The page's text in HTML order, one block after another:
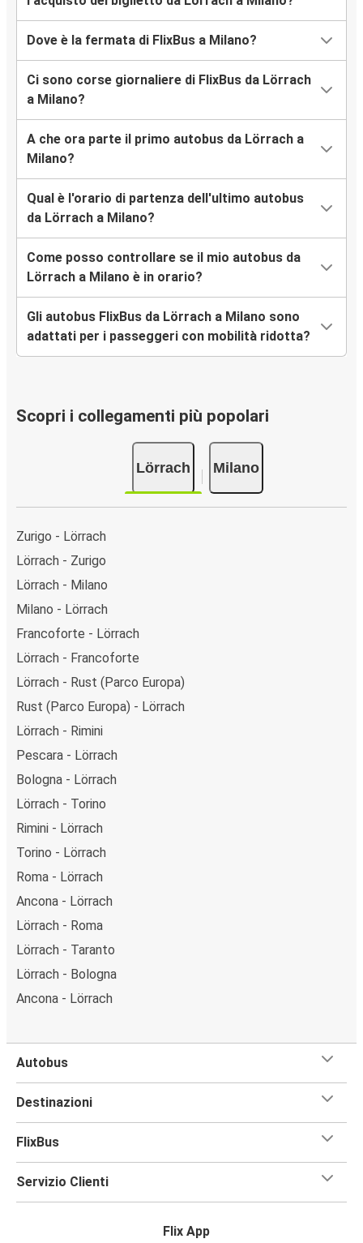
Dove è la fermata di FlixBus a Milano?
Ci sono corse giornaliere di FlixBus da Lörrach
a Milano?
A che ora parte il primo autobus da Lörrach a
Milano?
Qual è l'orario di partenza dell'ultimo autobus
da Lörrach a Milano?
Come posso controllare se il mio autobus da
Lörrach a Milano è in orario?
Gli autobus FlixBus da Lörrach a Milano sono
adattati per i passeggeri con mobilità ridotta?
Scopri i collegamenti più popolari
Lörrach Milano
Zurigo - Lörrach
Lörrach - Zurigo
Lörrach - Milano
Milano - Lörrach
Francoforte - Lörrach
Lörrach - Francoforte
Lörrach - Rust (Parco Europa)
Rust (Parco Europa) - Lörrach
Lörrach - Rimini
Pescara - Lörrach
Bologna - Lörrach
Lörrach - Torino
Rimini - Lörrach
Torino - Lörrach
Roma - Lörrach
Ancona - Lörrach
Lörrach - Roma
Lörrach - Taranto
Lörrach - Bologna
Ancona - Lörrach
Autobus
Destinazioni
FlixBus
Servizio Clienti
Flix App